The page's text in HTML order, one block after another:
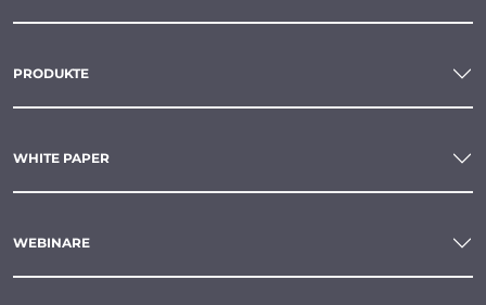
PRODUKTE
WHITE PAPER
WEBINARE